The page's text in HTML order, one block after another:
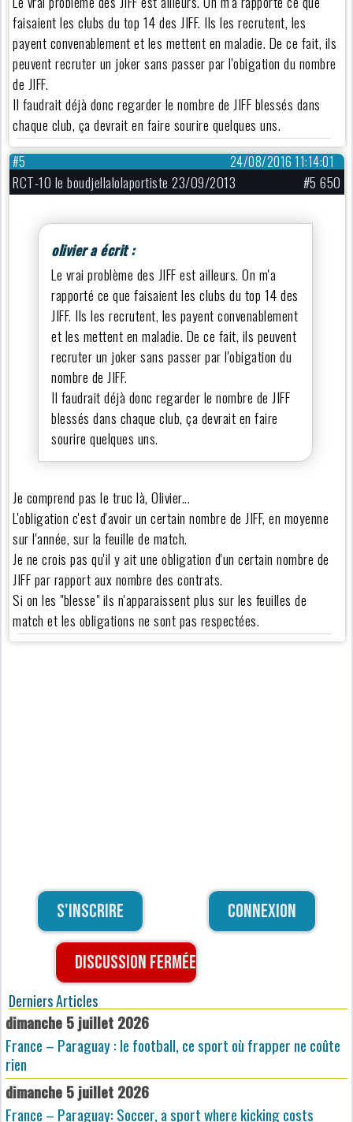
faisaient les clubs du top 14 des JIFF. Ils les recrutent, les
payent convenablement et les mettent en maladie. De ce fait, ils
peuvent recruter un joker sans passer par l'obigation du nombre
de JIFF.
Il faudrait déjà donc regarder le nombre de JIFF blessés dans
chaque club, ça devrait en faire sourire quelques uns.
24/08/2016 11:14:01
#5
RCT-10 le boudjellalolaportiste 23/09/2013 #5 650
olivier a écrit :
Le vrai problème des JIFF est ailleurs. On m'a
rapporté ce que faisaient les clubs du top 14 des
JIFF. Ils les recrutent, les payent convenablement
et les mettent en maladie. De ce fait, ils peuvent
recruter un joker sans passer par l'obigation du
nombre de JIFF.
Il faudrait déjà donc regarder le nombre de JIFF
blessés dans chaque club, ça devrait en faire
sourire quelques uns.
Je comprend pas le truc là, Olivier...
L'obligation c'est d'avoir un certain nombre de JIFF, en moyenne
sur l'année, sur la feuille de match.
Je ne crois pas qu'il y ait une obligation d'un certain nombre de
JIFF par rapport aux nombre des contrats.
Si on les "blesse" ils n'apparaissent plus sur les feuilles de
match et les obligations ne sont pas respectées.
S'inscrire Connexion
Discussion fermée
Derniers Articles
dimanche 5 juillet 2026
France – Paraguay : le football, ce sport où frapper ne coûte
rien
dimanche 5 juillet 2026
France – Paraguay: Soccer, a sport where kicking costs